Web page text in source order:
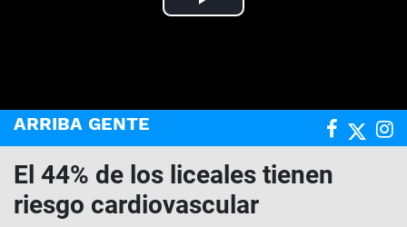
Play
ARRIBA GENTE
El 44% de los liceales tienen
riesgo cardiovascular